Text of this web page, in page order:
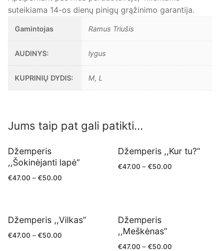
suteikiama 14-os dienų pinigų grąžinimo garantija.
Gamintojas Ramus Triušis
AUDINYS: lygus
KUPRINIŲ DYDIS: M, L
Jums taip pat gali patikti…
Džemperis
,,Šokinėjanti lapė”
€47.00 – €50.00
Džemperis ,,Kur tu?”
€47.00 – €50.00
Džemperis ,,Vilkas”
€47.00 – €50.00
Džemperis
,,Meškėnas”
€47.00 – €50.00